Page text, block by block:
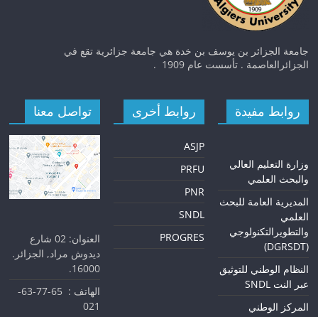
جامعة الجزائر بن يوسف بن خدة هي جامعة جزائرية تقع في
الجزائرالعاصمة . تأسست عام 1909 .
روابط مفيدة
وزارة التعليم العالي
والبحث العلمي
المديرية العامة للبحث
العلمي
والتطويرالتكنولوجي
(DGRSDT)
النظام الوطني للتوثيق
عبر النت SNDL
المركز الوطني
روابط أخرى
ASJP
PRFU
PNR
SNDL
PROGRES
تواصل معنا
العنوان: 02 شارع
ديدوش مراد, الجزائر.
16000.
الهاتف : 65-77-63-
021